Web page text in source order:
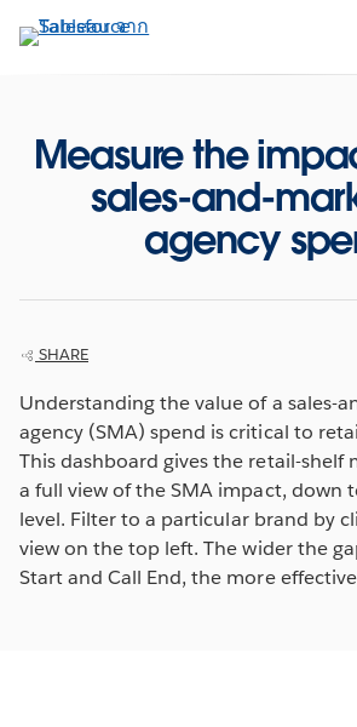
ไป
Measure the
sales-and-
agency
SHARE
Understanding the value of a sales-
agency (SMA) spend is critical to
This dashboard gives the retail-shelf
a full view of the SMA impact, down
level. Filter to a particular brand by
view on the top left. The wider the
Start and Call End, the more